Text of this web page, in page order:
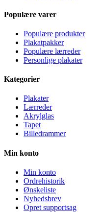
Populære varer
Populære produkter
Plakatpakker
Populære lærreder
Personlige plakater
Kategorier
Plakater
Lærreder
Akrylglas
Tapet
Billedrammer
Min konto
Min konto
Ordrehistorik
Ønskeliste
Nyhedsbrev
Opret supportsag